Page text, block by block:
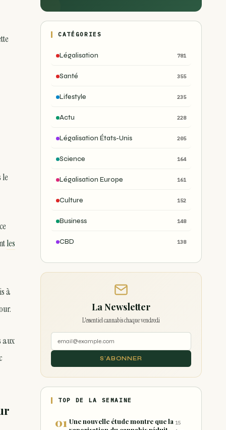
le
les
à
aux
CATÉGORIES
Légalisation 781
Santé 355
Lifestyle 235
Actu 228
Légalisation États-Unis 205
Science 164
Légalisation Europe 161
Culture 152
Business 148
CBD 138
La Newsletter
L'essentiel cannabis chaque vendredi
S'ABONNER
TOP DE LA SEMAINE
Une nouvelle étude montre que la 15